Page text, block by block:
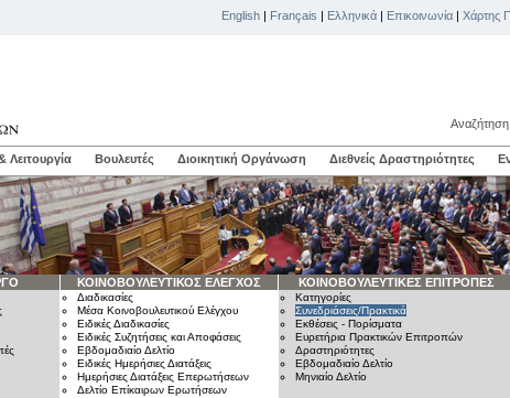
English | Français | Ελληνικά | Επικοινωνία | Χάρτης
Αναζήτηση
Βουλευτές Διοικητική Οργάνωση Διεθνείς Δραστηριότητες
ΚΟΙΝΟΒΟΥΛΕΥΤΙΚΟΣ ΕΛΕΓΧΟΣ
Διαδικασίες
Μέσα Κοινοβουλευτικού Ελέγχου
Ειδικές Διαδικασίες
Ειδικές Συζητήσεις και Αποφάσεις
Εβδομαδιαίο Δελτίο
Ειδικές Ημερήσιες Διατάξεις
Ημερήσιες Διατάξεις Επερωτήσεων
Δελτίο Επίκαιρων Ερωτήσεων
ΚΟΙΝΟΒΟΥΛΕΥΤΙΚΕΣ ΕΠΙΤΡΟΠΕΣ
Κατηγορίες
Συνεδριάσεις/Πρακτικά
Εκθέσεις - Πορίσματα
Ευρετήρια Πρακτικών Επιτροπών
Δραστηριότητες
Εβδομαδιαίο Δελτίο
Μηνιαίο Δελτίο